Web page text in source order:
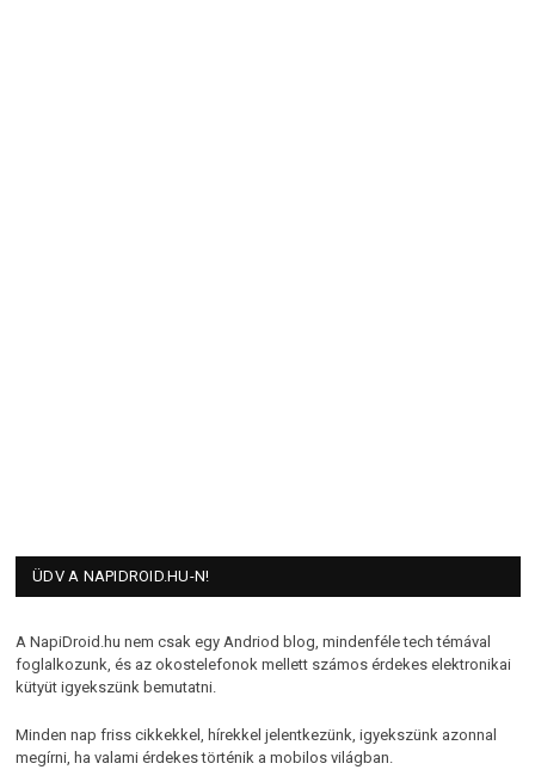
ÜDV A NAPIDROID.HU-N!
A NapiDroid.hu nem csak egy Andriod blog, mindenféle tech témával
foglalkozunk, és az okostelefonok mellett számos érdekes elektronikai
kütyüt igyekszünk bemutatni.
Minden nap friss cikkekkel, hírekkel jelentkezünk, igyekszünk azonnal
megírni, ha valami érdekes történik a mobilos világban.